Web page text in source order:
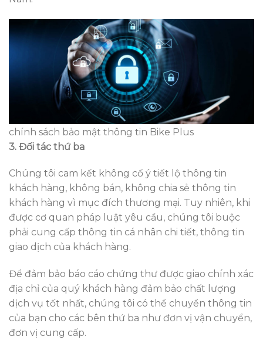
chính sách bảo mật thông tin Bike Plus
3. Đối tác thứ ba
Chúng tôi cam kết không cố ý tiết lộ thông tin
khách hàng, không bán, không chia sẻ thông tin
khách hàng vì mục đích thương mại. Tuy nhiên, khi
được cơ quan pháp luật yêu cầu, chúng tôi buộc
phải cung cấp thông tin cá nhân chi tiết, thông tin
giao dịch của khách hàng.
Để đảm bảo báo cáo chứng thư được giao chính xác
địa chỉ của quý khách hàng đảm bảo chất lượng
dịch vụ tốt nhất, chúng tôi có thể chuyển thông tin
của bạn cho các bên thứ ba như đơn vị vận chuyển,
đơn vị cung cấp.